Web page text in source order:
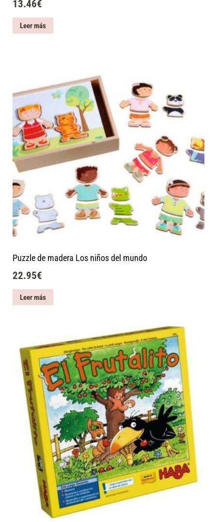
13.46€
Leer más
Puzzle de madera Los niños del mundo
22.95€
Leer más